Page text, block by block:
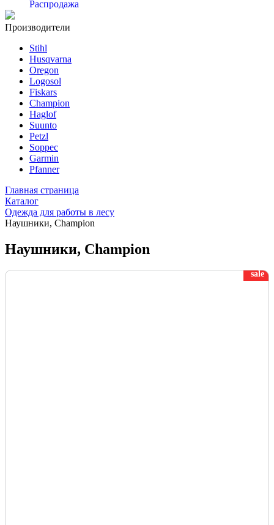
Производители
Stihl
Husqvarna
Oregon
Logosol
Fiskars
Champion
Haglof
Suunto
Petzl
Soppec
Garmin
Pfanner
Главная страница
Каталог
Одежда для работы в лесу
Наушники, Champion
Наушники, Champion
sale